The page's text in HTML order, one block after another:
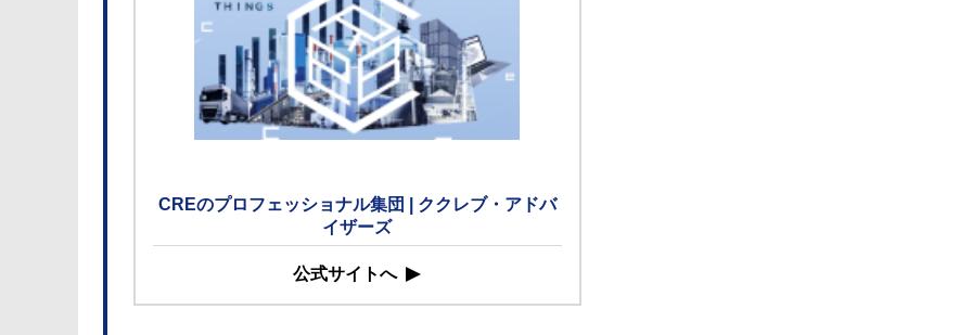
CREのプロフェッショナル集団 | ククレブ・アドバ
イザーズ
公式サイトへ